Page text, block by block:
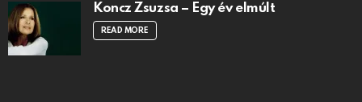
Koncz Zsuzsa – Egy év elmúlt
READ MORE